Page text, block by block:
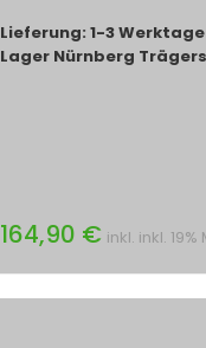
Lieferung: 1-3
Lager Nürnberg
164,90 € inkl. inkl. 19%